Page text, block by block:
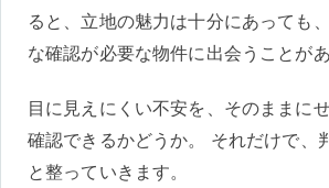
ると、立地の魅力は十分にあっても
な確認が必要な物件に出会うことがあ
目に見えにくい不安を、そのままに
確認できるかどうか。 それだけで、
と整っていきます。